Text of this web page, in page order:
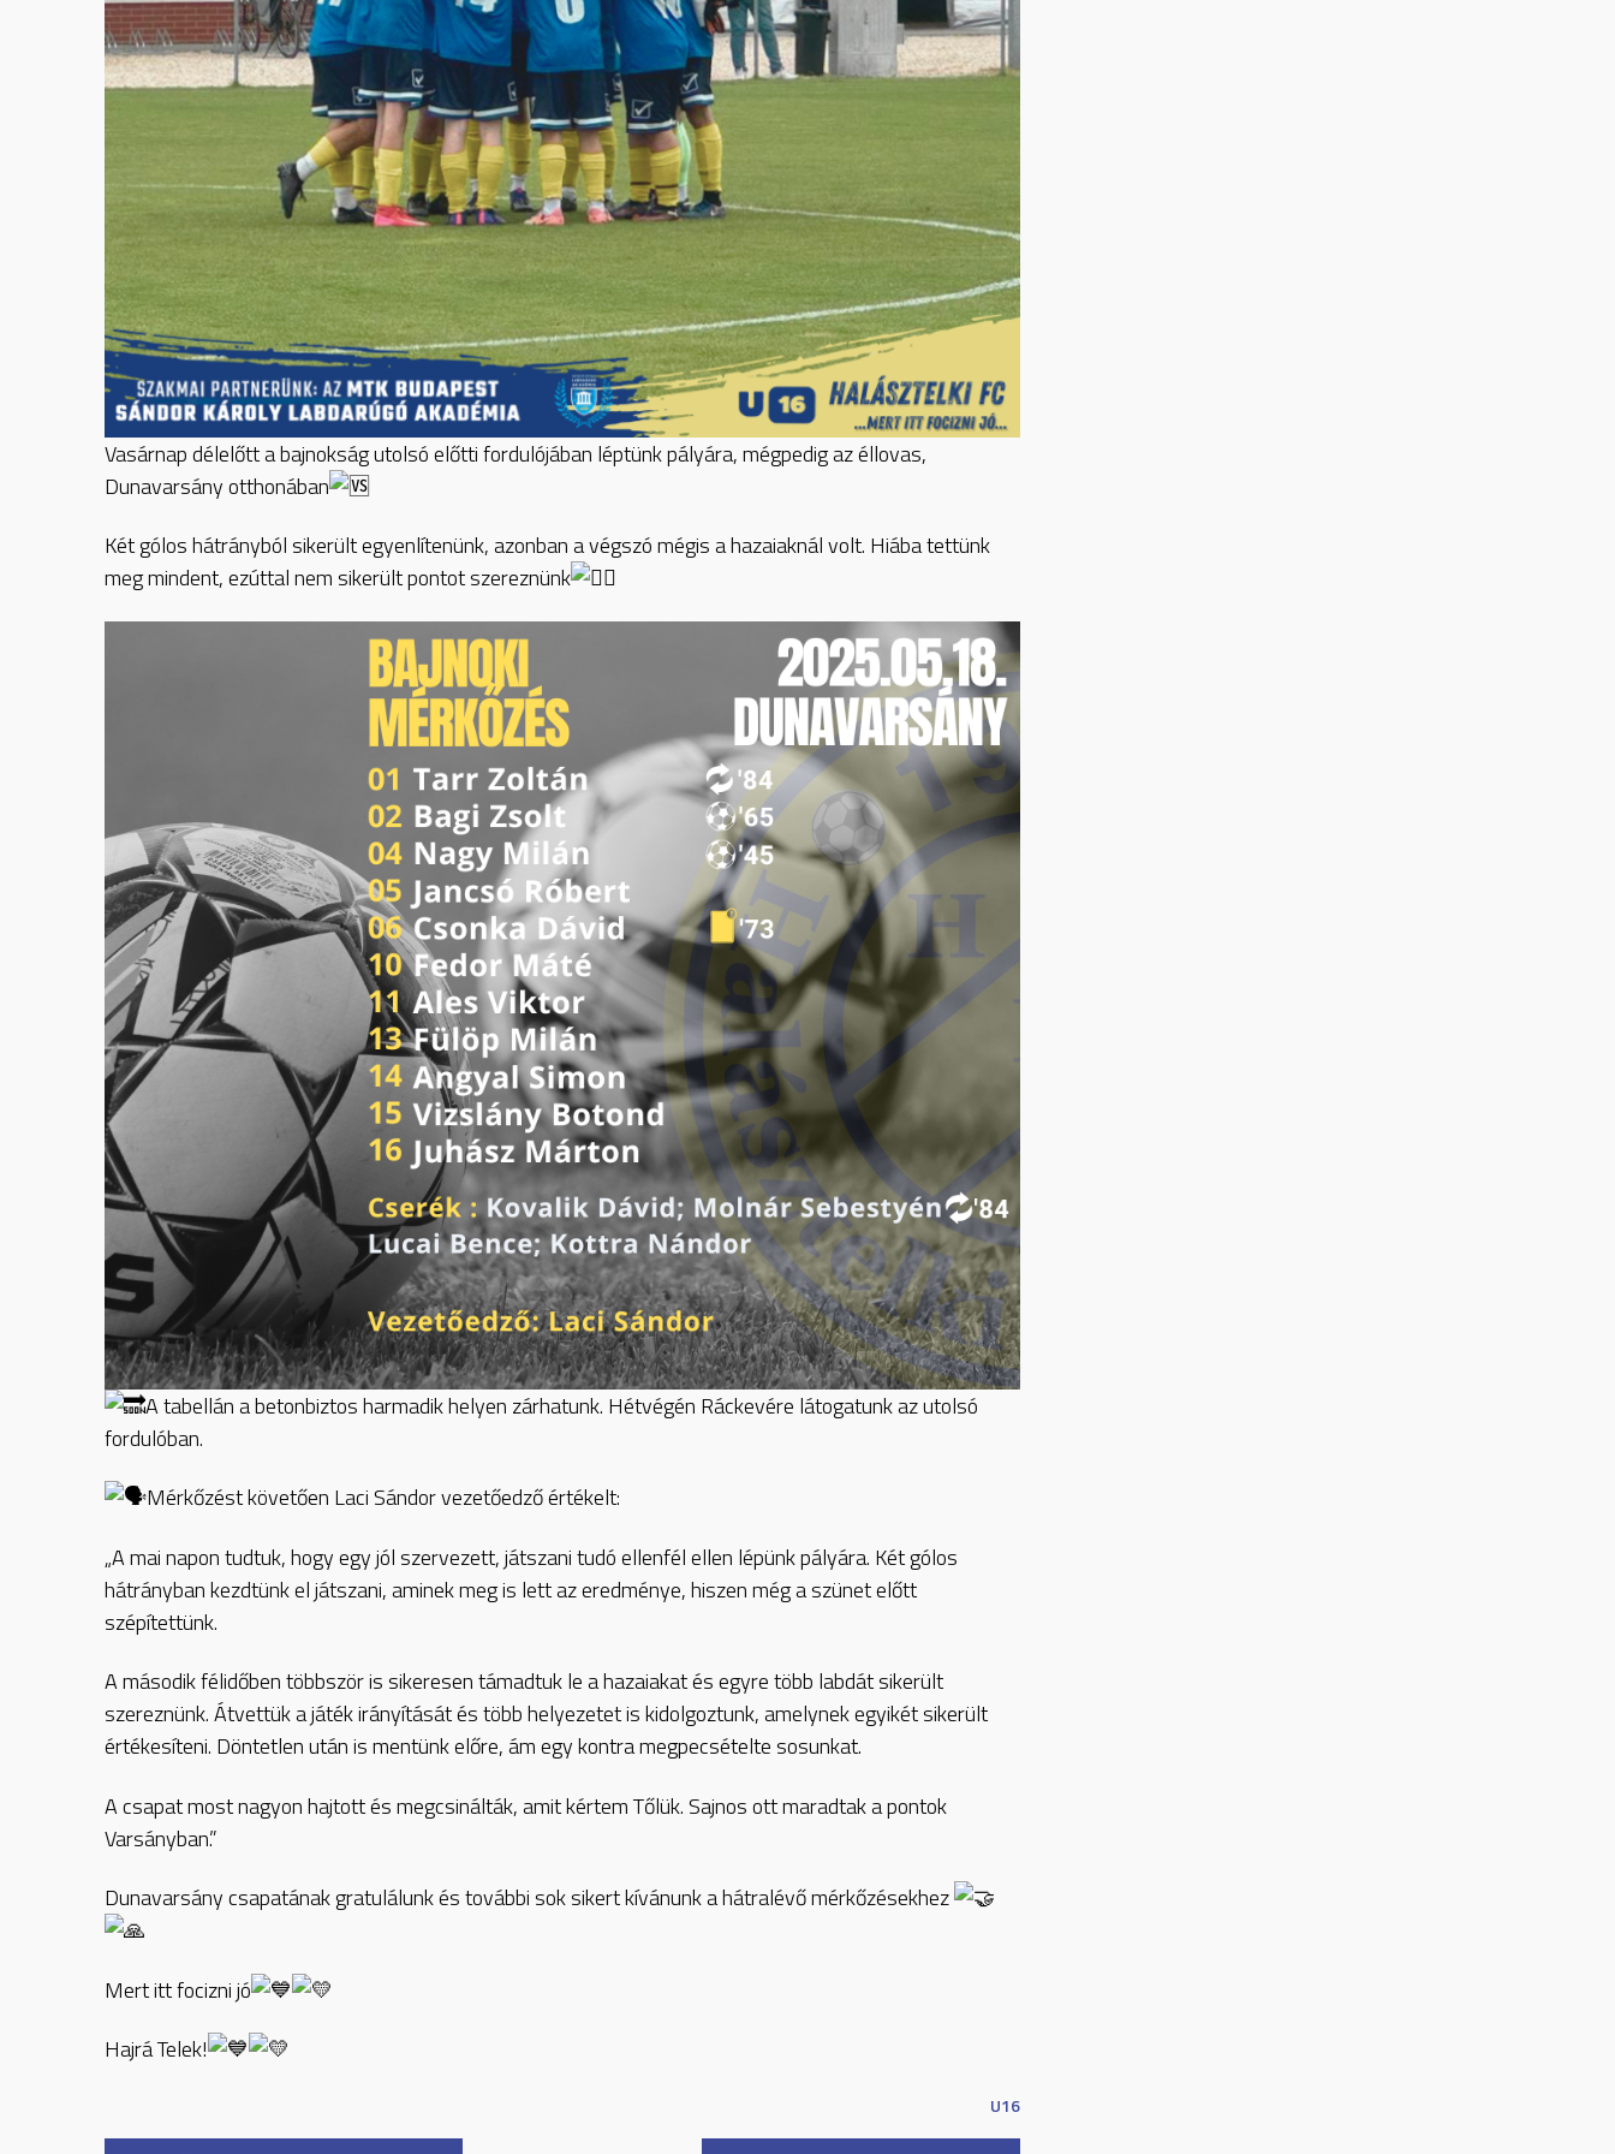
Vasárnap délelőtt a bajnokság utolsó előtti fordulójában léptünk pályára, mégpedig az éllovas,
Dunavarsány otthonában
Két gólos hátrányból sikerült egyenlítenünk, azonban a végszó mégis a hazaiaknál volt. Hiába tettünk
meg mindent, ezúttal nem sikerült pontot szereznünk
A tabellán a betonbiztos harmadik helyen zárhatunk. Hétvégén Ráckevére látogatunk az utolsó
fordulóban.
Mérkőzést követően Laci Sándor vezetőedző értékelt:
„A mai napon tudtuk, hogy egy jól szervezett, játszani tudó ellenfél ellen lépünk pályára. Két gólos
hátrányban kezdtünk el játszani, aminek meg is lett az eredménye, hiszen még a szünet előtt
szépítettünk.
A második félidőben többször is sikeresen támadtuk le a hazaiakat és egyre több labdát sikerült
szereznünk. Átvettük a játék irányítását és több helyezetet is kidolgoztunk, amelynek egyikét sikerült
értékesíteni. Döntetlen után is mentünk előre, ám egy kontra megpecsételte sosunkat.
A csapat most nagyon hajtott és megcsinálták, amit kértem Tőlük. Sajnos ott maradtak a pontok
Varsányban.”
Dunavarsány csapatának gratulálunk és további sok sikert kívánunk a hátralévő mérkőzésekhez
Mert itt focizni jó
Hajrá Telek!
U16